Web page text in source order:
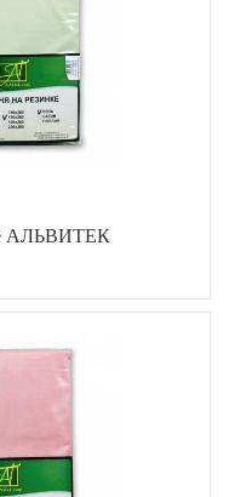
АЛЬВИТЕК